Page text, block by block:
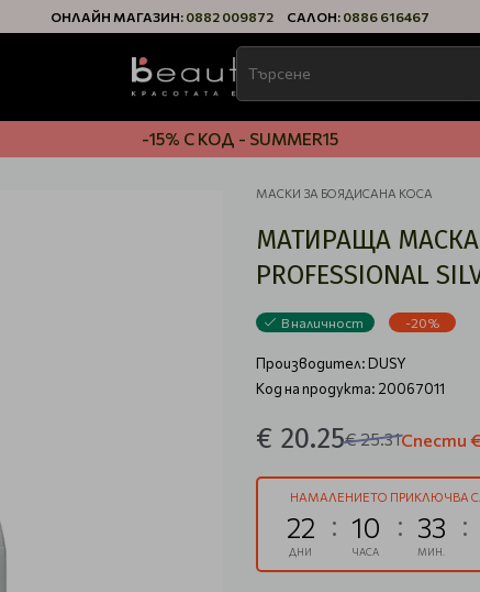
ОНЛАЙН МАГАЗИН: 0882 009872 САЛОН: 0886 616467
-15% С КОД - SUMMER15
МАСКИ ЗА БОЯДИСАНА КОСА
МАТИРАЩА МАСКА
PROFESSIONAL
В наличност -20%
Производител:DUSY
Код на продукта: 20067011
€ 20.25€ 25.31Спести
НАМАЛЕНИЕТО ПРИКЛЮЧВА
22
ДНИ
10
ЧАСА
33
МИН.